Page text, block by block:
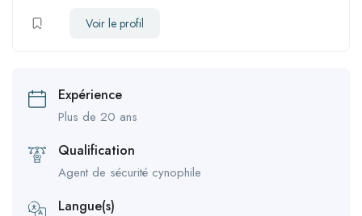
Voir le profil
Expérience
Plus de 20 ans
Qualification
Agent de sécurité cynophile
Langue(s)